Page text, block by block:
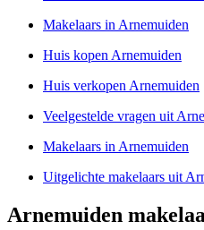
Makelaars in Arnemuiden
Huis kopen Arnemuiden
Huis verkopen Arnemuiden
Veelgestelde vragen uit
Makelaars in Arnemuiden
Uitgelichte makelaars uit
Arnemuiden